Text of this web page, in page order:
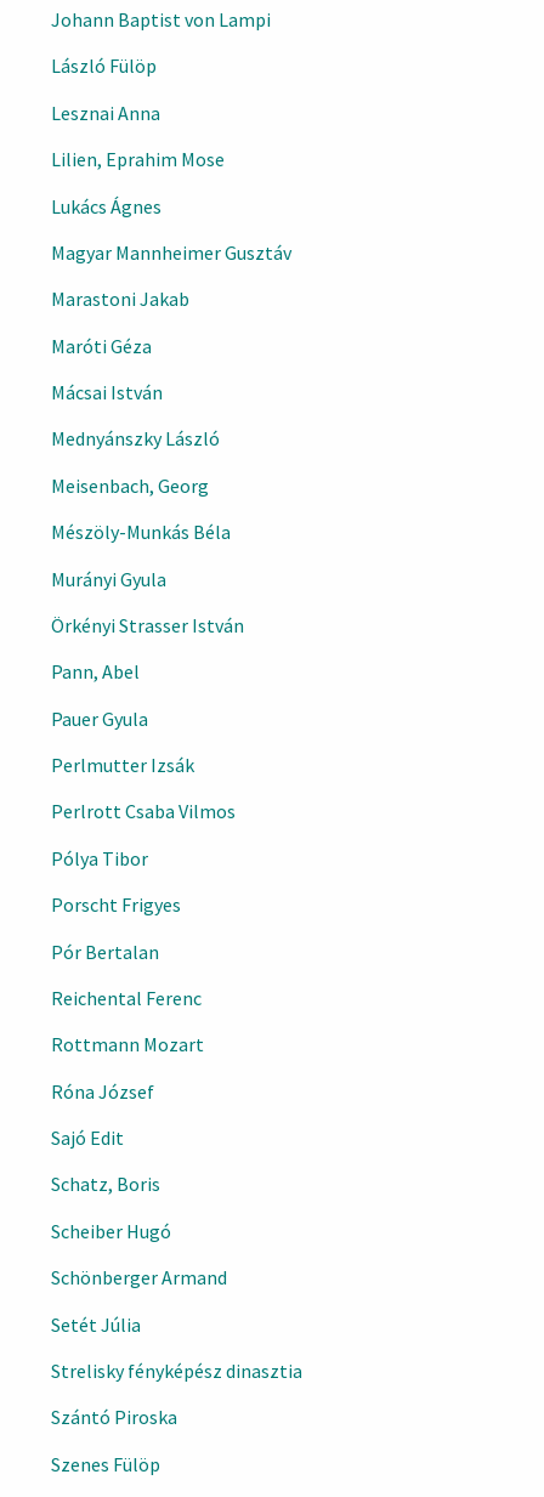
Johann Baptist von Lampi
László Fülöp
Lesznai Anna
Lilien, Eprahim Mose
Lukács Ágnes
Magyar Mannheimer Gusztáv
Marastoni Jakab
Maróti Géza
Mácsai István
Mednyánszky László
Meisenbach, Georg
Mészöly-Munkás Béla
Murányi Gyula
Örkényi Strasser István
Pann, Abel
Pauer Gyula
Perlmutter Izsák
Perlrott Csaba Vilmos
Pólya Tibor
Porscht Frigyes
Pór Bertalan
Reichental Ferenc
Rottmann Mozart
Róna József
Sajó Edit
Schatz, Boris
Scheiber Hugó
Schönberger Armand
Setét Júlia
Strelisky fényképész dinasztia
Szántó Piroska
Szenes Fülöp